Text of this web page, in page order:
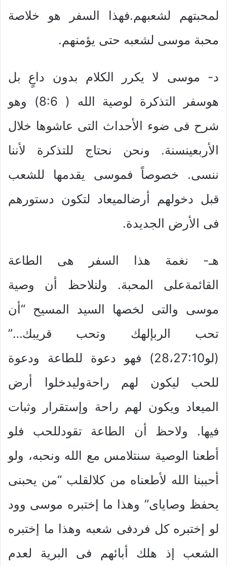
لمحبتهم لشعبهم.فهذا السفر هو خلاصة
محبة موسى لشعبه حتى يؤمنهم.
د- موسى لا يكرر الكلام بدون داعٍ بل
هوسفر التذكرة لوصية الله ( 8:6) وهو
شرح فى ضوء الأحداث التى عاشوها خلال
الأربعينسنة. ونحن نحتاج للتذكرة لأننا
ننسى. خصوصاً فموسى يقدمها للشعب
قبل دخولهم أرضالميعاد لتكون دستورهم
فى الأرض الجديدة.
هـ- نغمة هذا السفر هى الطاعة
القائمةعلى المحبة. ولنلاحظ أن وصية
موسى والتى لخصها السيد المسيح “أن
تحب الربإلهك وتحب قريبك…”
(لو28،27:10) فهو دعوة للطاعة ودعوة
للحب ليكون لهم راحةوليدخلوا أرض
الميعاد ويكون لهم راحة وإستقرار وثبات
فيها. ولاحظ أن الطاعة تقودللحب فلو
أطعنا الوصية سنتلامس مع الله ونحبه، ولو
أحببنا الله لأطعناه من كلالقلب “من يحبنى
يحفظ وصاياى” وهذا ما إختبره موسى وود
لو إختبره كل فردفى شعبه وهذا ما إختبره
الشعب إذ هلك أبائهم فى البرية لعدم